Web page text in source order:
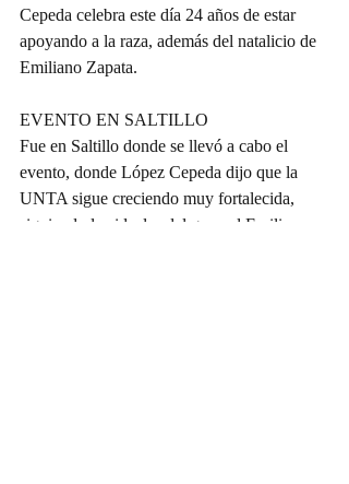
Cepeda celebra este día 24 años de estar
apoyando a la raza, además del natalicio de
Emiliano Zapata.
EVENTO EN SALTILLO
Fue en Saltillo donde se llevó a cabo el
evento, donde López Cepeda dijo que la
UNTA sigue creciendo muy fortalecida,
siguiendo los ideales del general Emiliano